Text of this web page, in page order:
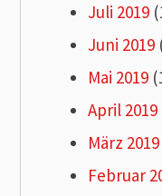
Juli 2019
Juni 2019
Mai 2019
April 2019
März 2019
Februar